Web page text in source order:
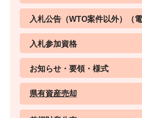
入札公告（WTO案件以外）（電
入札参加資格
お知らせ・要領・様式
県有資産売却